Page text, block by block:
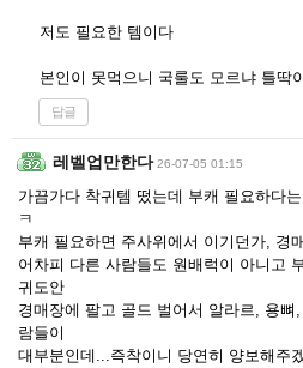
저도 필요한 템이다
본인이 못먹으니 국룰도 모르냐 틀딱
답글
레벨업만한다 26-07-05 01:15
가끔가다 착귀템 떴는데 부캐 필요하다
ㅋ
부캐 필요하면 주사위에서 이기던가, 경
어차피 다른 사람들도 원배럭이 아니고
귀도안
경매장에 팔고 골드 벌어서 알라르, 용
람들이
대부분인데...즉착이니 당연히 양보해주